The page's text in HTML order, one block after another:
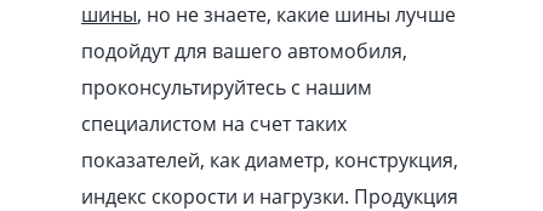
шины, но не знаете, какие шины лучше
подойдут для вашего автомобиля,
проконсультируйтесь с нашим
специалистом на счет таких
показателей, как диаметр, конструкция,
индекс скорости и нагрузки. Продукция